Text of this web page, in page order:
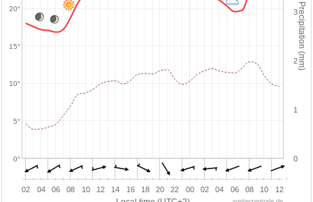
Precipitation (mm)
02 04 06 08 10 12 14 16 18 20 22 00 02 04 06 08 10 12
0°
5°
10°
15°
20°
0
1
2
3